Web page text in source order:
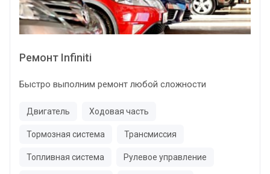
Ремонт Infiniti
Быстро выполним ремонт любой сложности
Двигатель Ходовая часть
Тормозная система Трансмиссия
Топливная система Рулевое управление